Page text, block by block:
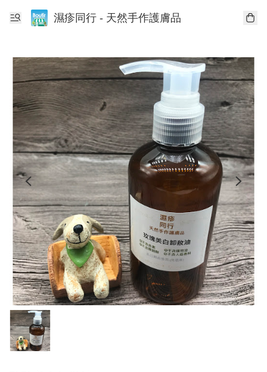
濕疹同行 - 天然手作護膚品